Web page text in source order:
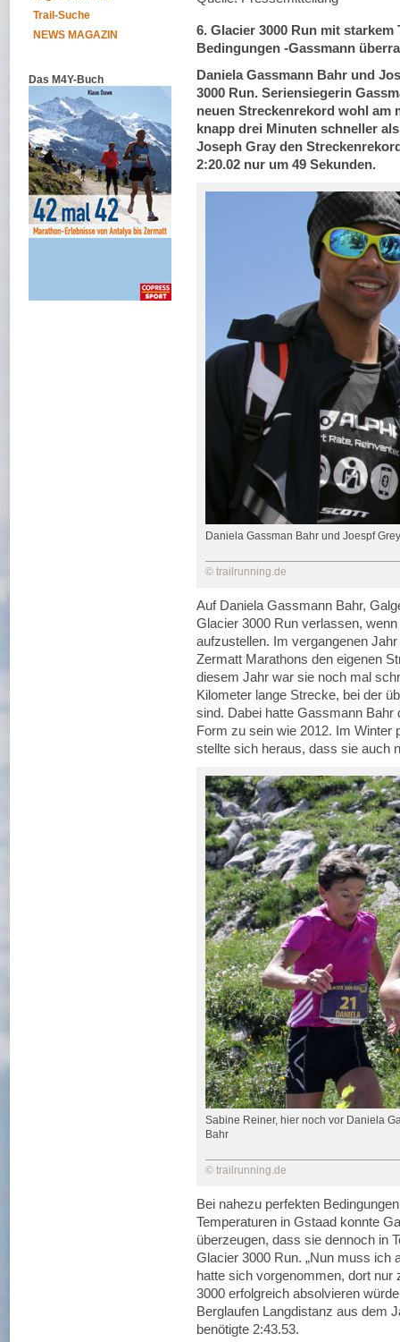
Trail-Suche
NEWS MAGAZIN
Das M4Y-Buch
6. Glacier 3000 Run mit
Bedingungen -Gassmann
Daniela Gassmann Bahr und
3000 Run. Seriensiegerin
neuen Streckenrekord wohl am
knapp drei Minuten schneller
Joseph Gray den
2:20.02 nur um 49 Sekunden.
Daniela Gassman Bahr und Joespf Grey
© trailrunning.de
Auf Daniela Gassmann Bahr,
Glacier 3000 Run verlassen,
aufzustellen. Im vergangenen
Zermatt Marathons den eigenen
diesem Jahr war sie noch mal
Kilometer lange Strecke, bei der
sind. Dabei hatte Gassmann Bahr
Form zu sein wie 2012. Im Winter
stellte sich heraus, dass sie auch
Sabine Reiner, hier noch vor Daniela
Bahr
© trailrunning.de
Bei nahezu perfekten
Temperaturen in Gstaad konnte
überzeugen, dass sie dennoch in
Glacier 3000 Run. „Nun muss ich
hatte sich vorgenommen, dort
3000 erfolgreich absolvieren
Berglaufen Langdistanz aus dem
benötigte 2:43.53.